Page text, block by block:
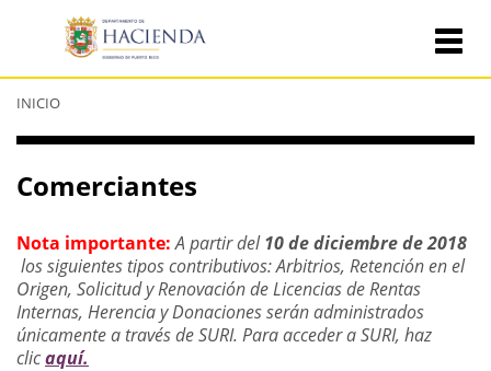
encuentra
usted
INICIO
Comerciantes
Nota importante: A partir del10 de diciembre de 2018
los siguientes tipos contributivos: Arbitrios, Retención en el
Origen, Solicitud y Renovación de Licencias de Rentas
Internas, Herencia y Donaciones serán administrados
únicamente a través de SURI. Para acceder a SURI, haz
clicaquí.